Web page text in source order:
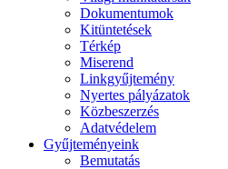
Dokumentumok
Kitüntetések
Térkép
Miserend
Linkgyűjtemény
Nyertes pályázatok
Közbeszerzés
Adatvédelem
Gyűjteményeink
Bemutatás